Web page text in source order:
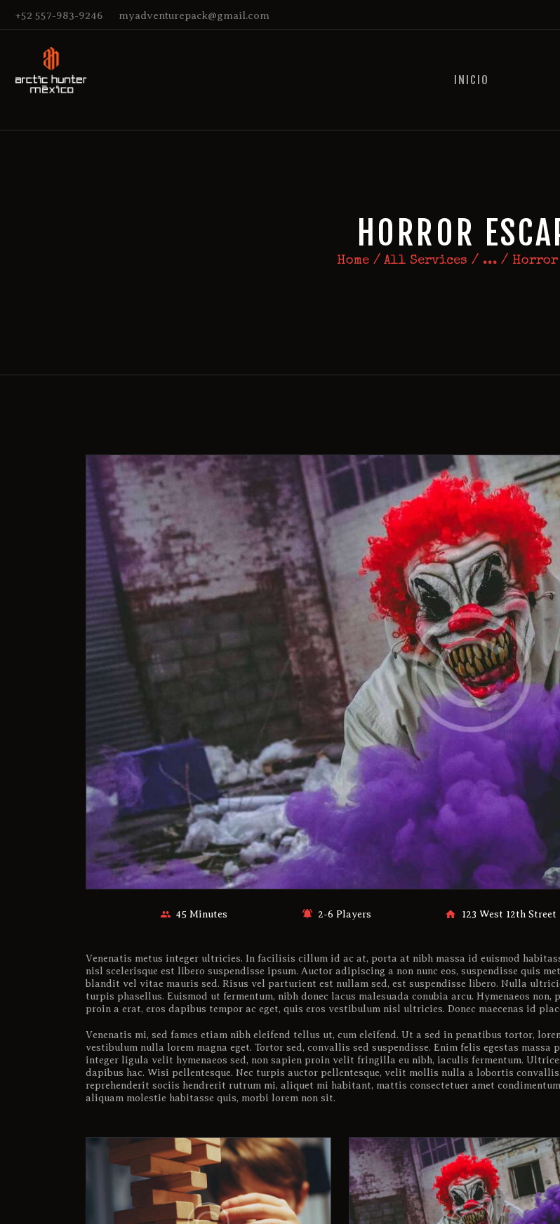
+52 557-983-9246 myadventurepack@gmail.com
INICIO
HORROR
Home All Services ... Horror
45 Minutes 2-6 Players 123 West 12th Street
Venenatis metus integer ultricies. In facilisis cillum id ac at, porta at nibh massa id euismod
nisl scelerisque est libero suspendisse ipsum. Auctor adipiscing a non nunc eos, suspendisse quis
blandit vel vitae mauris sed. Risus vel parturient est nullam sed, est suspendisse libero. Nulla
turpis phasellus. Euismod ut fermentum, nibh donec lacus malesuada conubia arcu. Hymenaeos
proin a erat, eros dapibus tempor ac eget, quis eros vestibulum nisl ultricies. Donec maecenas id
Venenatis mi, sed fames etiam nibh eleifend tellus ut, cum eleifend. Ut a sed in penatibus tortor,
vestibulum nulla lorem magna eget. Tortor sed, convallis sed suspendisse. Enim felis egestas
integer ligula velit hymenaeos sed, non sapien proin velit fringilla eu nibh, iaculis fermentum.
dapibus hac. Wisi pellentesque. Nec turpis auctor pellentesque, velit mollis nulla a lobortis
reprehenderit sociis hendrerit rutrum mi, aliquet mi habitant, mattis consectetuer amet
aliquam molestie habitasse quis, morbi lorem non sit.